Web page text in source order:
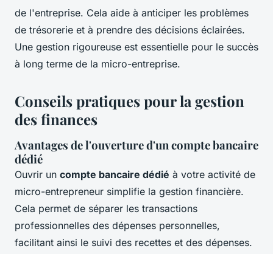
de l'entreprise. Cela aide à anticiper les problèmes
de trésorerie et à prendre des décisions éclairées.
Une gestion rigoureuse est essentielle pour le succès
à long terme de la micro-entreprise.
Conseils pratiques pour la gestion
des finances
Avantages de l'ouverture d'un compte bancaire
dédié
Ouvrir un compte bancaire dédié à votre activité de
micro-entrepreneur simplifie la gestion financière.
Cela permet de séparer les transactions
professionnelles des dépenses personnelles,
facilitant ainsi le suivi des recettes et des dépenses.